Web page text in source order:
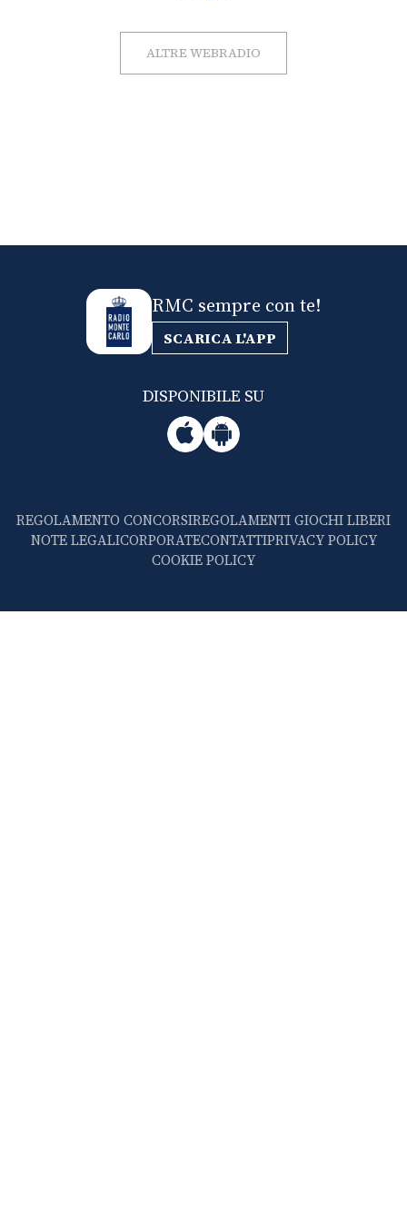
ALTRE WEBRADIO
RMC sempre con te!
SCARICA L'APP
DISPONIBILE SU
REGOLAMENTO CONCORSIREGOLAMENTI GIOCHI LIBERI
NOTE LEGALICORPORATECONTATTIPRIVACY POLICY
COOKIE POLICY